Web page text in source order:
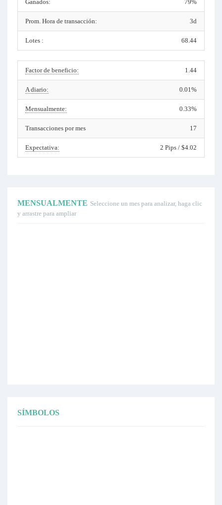
Ganados: 79%
Prom. Hora de transacción: 3d
Lotes : 68.44
Factor de beneficio: 1.44
A diario: 0.01%
Mensualmente: 0.33%
Transacciones por mes 17
Expectativa: 2 Pips / $4.02
MENSUALMENTE Seleccione un mes para analizar, haga clic
y arrastre para ampliar
SÍMBOLOS